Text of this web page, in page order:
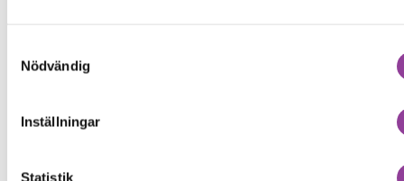
Nödvändig
Inställningar
Statistik
Byte av nedre högtalare
Byte av främre kamera